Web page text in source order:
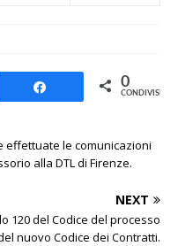
0
CONDIVISIONI
effettuate le comunicazioni
alla DTL di Firenze.
NEXT
120 del Codice del processo
nuovo Codice dei Contratti.